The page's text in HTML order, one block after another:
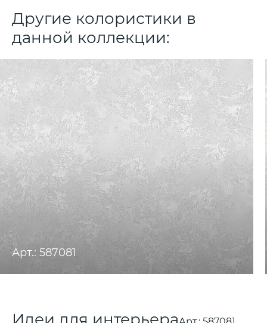
Другие колористики в
данной коллекции:
Арт.: 587081